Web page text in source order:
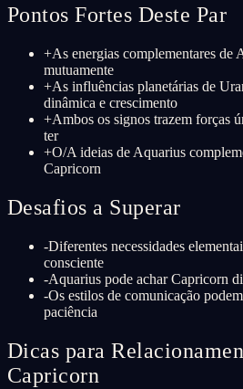
Pontos Fortes Deste Par
+As energias complementares de
mutuamente
+As influências planetárias de
dinâmica e crescimento
+Ambos os signos trazem forças
ter
+O/A ideias de Aquarius
Capricorn
Desafios a Superar
-Diferentes necessidades
consciente
-Aquarius pode achar Capricorn
-Os estilos de comunicação
paciência
Dicas para
Capricorn